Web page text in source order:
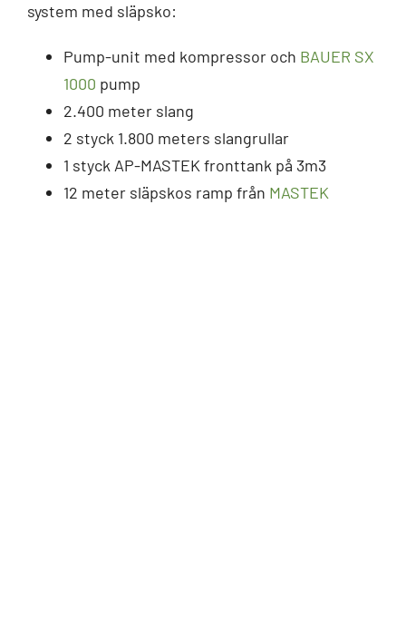
system med släpsko:
Pump-unit med kompressor och BAUER SX
1000 pump
2.400 meter slang
2 styck 1.800 meters slangrullar
1 styck AP-MASTEK fronttank på 3m3
12 meter släpskos ramp från MASTEK